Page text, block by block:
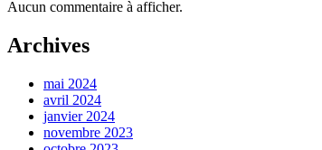
Aucun commentaire à afficher.
Archives
mai 2024
avril 2024
janvier 2024
novembre 2023